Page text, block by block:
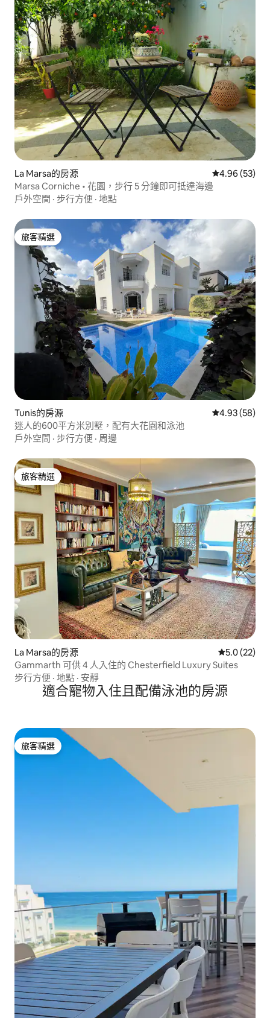
La Marsa的房源 從 53 則評價
4.96 (53)
Marsa Corniche • 花園，步行 5 分鐘即可抵達海邊
戶外空間 · 步行方便 · 地點
旅客精選
旅客精選
Tunis的房源 從 58 則評價
4.93 (58)
迷人的600平方米別墅，配有大花園和泳池
戶外空間 · 步行方便 · 周邊
旅客精選
旅客精選
La Marsa的房源 從 22 則評
5.0 (22)
Gammarth 可供 4 人入住的 Chesterfield Luxury Suites
步行方便 · 地點 · 安靜
適合寵物入住且配備泳池的房源
旅客精選
旅客精選